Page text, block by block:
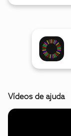
Vídeos de ajuda